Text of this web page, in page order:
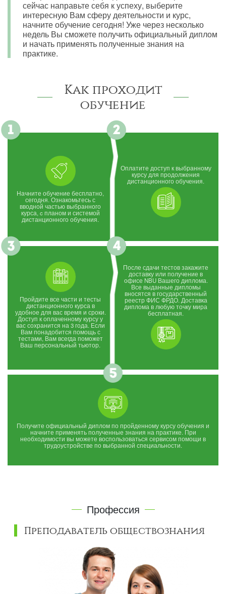
сейчас направьте себя к успеху, выберите
интересную Вам сферу деятельности и курс,
начните обучение сегодня! Уже через несколько
недель Вы сможете получить официальный диплом
и начать применять полученные знания на
практике.
Как проходит
обучение
Начните обучение бесплатно,
сегодня. Ознакомьтесь с
вводной частью выбранного
курса, c планом и системой
дистанционного обучения.
Оплатите доступ к выбранному
курсу для продолжения
дистанционного обучения.
Пройдите все части и тесты
дистанционного курса в
удобное для вас время и сроки.
Доступ к оплаченному курсу у
вас сохранится на 3 года. Если
Вам понадобится помощь с
тестами, Вам всегда поможет
Ваш персональный тьютор.
После сдачи тестов закажите
доставку или получение в
офисе NBU Вашего диплома.
Все выданные дипломы
вносятся в государственный
реестр ФИС ФРДО. Доставка
диплома в любую точку мира
бесплатная.
Получите официальный диплом по пройденному курсу обучения и
начните применять полученные знания на практике. При
необходимости вы можете воспользоваться сервисом помощи в
трудоустройстве по выбранной специальности.
Профессия
Преподаватель обществознания